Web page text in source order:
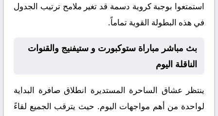
استمتعوا بوجبة كروية دسمة قد تغير ملامح ترتيب الجدول
في هذه البطولة القوية تماماً.
بث مباشر مباراة ستوكبورت و ستيفنيج والقنوات
الناقلة اليوم
ينتظر عشاق الساحرة المستديرة انطلاق صافرة البداية
لواحدة من أهم مواجهات اليوم. حيث يترقب الجميع لقاءً